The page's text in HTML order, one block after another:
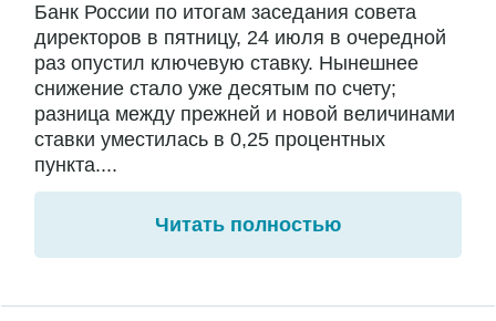
Банк России по итогам заседания совета
директоров в пятницу, 24 июля в очередной
раз опустил ключевую ставку. Нынешнее
снижение стало уже десятым по счету;
разница между прежней и новой величинами
ставки уместилась в 0,25 процентных
пункта....
Читать полностью